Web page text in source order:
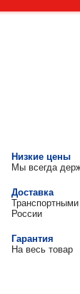
Низкие цены
Мы всегда
Доставка
России
Гарантия
На весь товар